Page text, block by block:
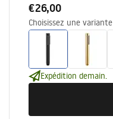
€26,00
Choisissez une variante
Expédition demain.